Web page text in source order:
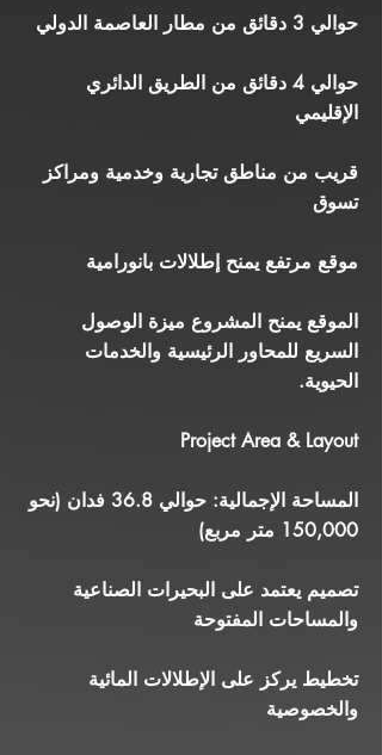
حوالي 3 دقائق من مطار العاصمة الدولي
حوالي 4 دقائق من الطريق الدائري
الإقليمي
قريب من مناطق تجارية وخدمية ومراكز
تسوق
موقع مرتفع يمنح إطلالات بانورامية
الموقع يمنح المشروع ميزة الوصول
السريع للمحاور الرئيسية والخدمات
الحيوية.
Project Area & Layout
المساحة الإجمالية: حوالي 36.8 فدان (نحو
150,000 متر مربع)
تصميم يعتمد على البحيرات الصناعية
والمساحات المفتوحة
تخطيط يركز على الإطلالات المائية
والخصوصية